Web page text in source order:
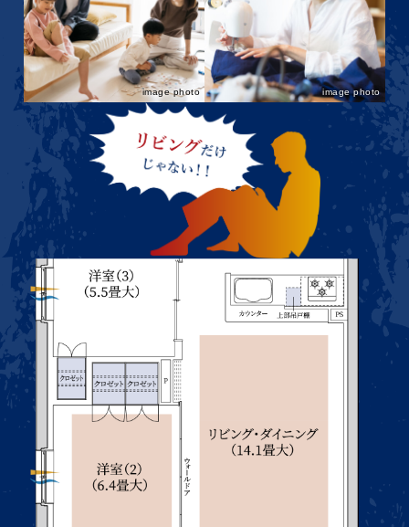
image photo image photo